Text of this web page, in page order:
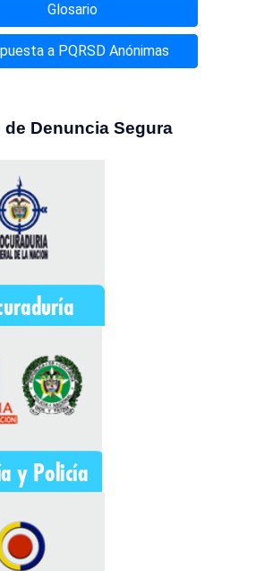
Glosario
a PQRSD Anónimas
de Denuncia Segura